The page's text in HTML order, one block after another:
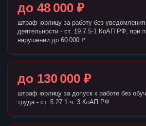
до 48 000 ₽
штраф юрлицу за работу без
деятельности - ст. 19.7.5-1 КоАП РФ, при
нарушении до 60 000 ₽
до 130 000 ₽
штраф юрлицу за допуск к работе без
труда - ст. 5.27.1 ч. 3 КоАП РФ